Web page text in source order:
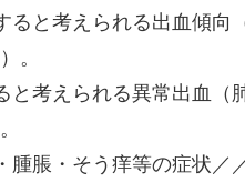
ると考えられる出血傾
。
と考えられる異常出血
腫脹・そう痒等の症状